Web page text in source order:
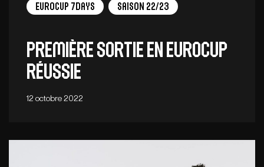
EuroCup 7Days Saison 22/23
Première sortie en EuroCup
réussie
12 octobre 2022